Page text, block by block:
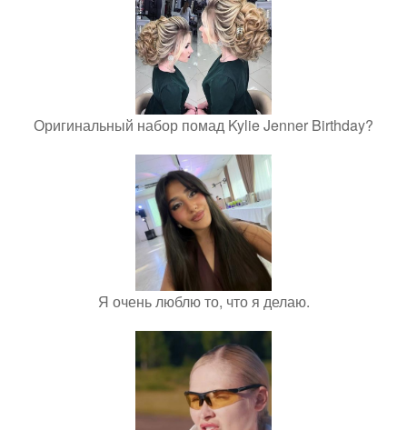
Оригинальный набор помад Kylie Jenner Birthday?
Я очень люблю то, что я делаю.